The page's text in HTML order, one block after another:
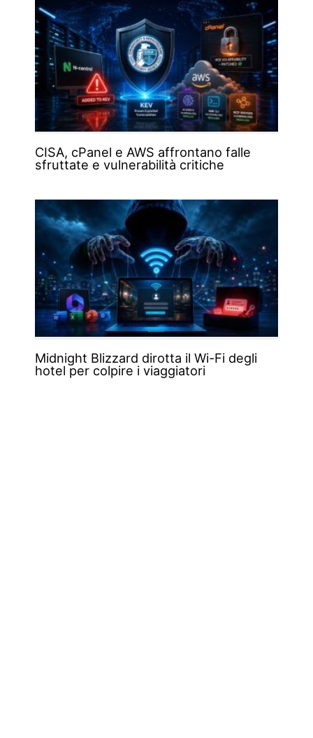
CISA, cPanel e AWS affrontano falle
sfruttate e vulnerabilità critiche
Midnight Blizzard dirotta il Wi-Fi degli
hotel per colpire i viaggiatori